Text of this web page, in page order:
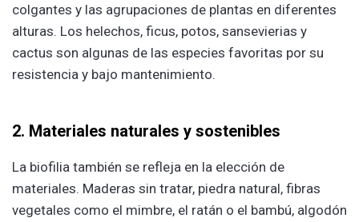
colgantes y las agrupaciones de plantas en diferentes
alturas. Los helechos, ficus, potos, sansevierias y
cactus son algunas de las especies favoritas por su
resistencia y bajo mantenimiento.
2. Materiales naturales y sostenibles
La biofilia también se refleja en la elección de
materiales. Maderas sin tratar, piedra natural, fibras
vegetales como el mimbre, el ratán o el bambú, algodón